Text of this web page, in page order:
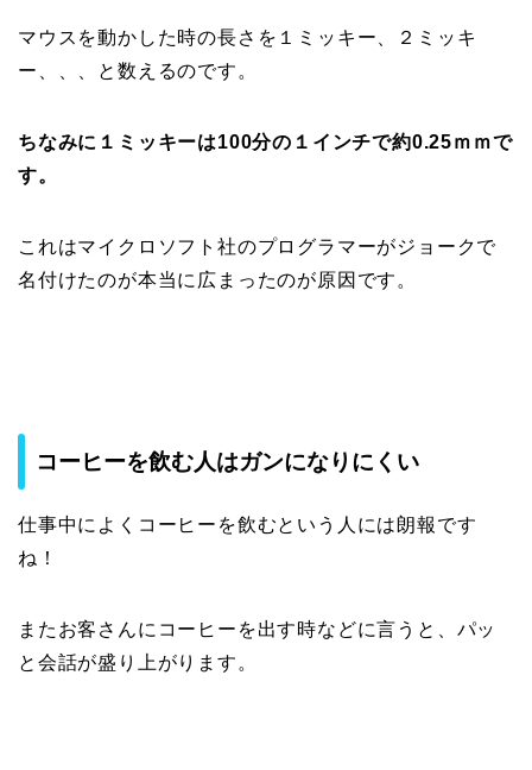
マウスを動かした時の長さを１ミッキー、２ミッキ
ー、、、と数えるのです。
ちなみに１ミッキーは100分の１インチで約0.25ｍｍで
す。
これはマイクロソフト社のプログラマーがジョークで
名付けたのが本当に広まったのが原因です。
コーヒーを飲む人はガンになりにくい
仕事中によくコーヒーを飲むという人には朗報です
ね！
またお客さんにコーヒーを出す時などに言うと、パッ
と会話が盛り上がります。